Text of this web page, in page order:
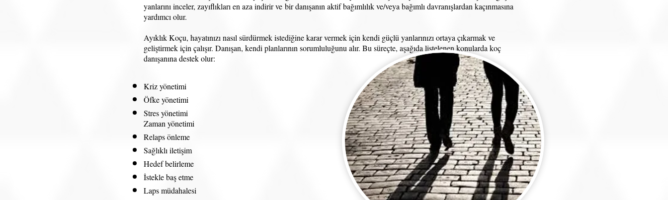
yanlarını inceler, zayıflıkları en aza indirir ve bir danışanın aktif bağımlılık ve/veya bağımlı davranışlardan kaçınmasına
yardımcı olur.
Ayıklık Koçu, hayatınızı nasıl sürdürmek istediğine karar vermek için kendi güçlü yanlarınızı ortaya çıkarmak ve
geliştirmek için çalışır. Danışan, kendi planlarının sorumluluğunu alır. Bu süreçte, aşağıda listelenen konularda koç
danışanına destek olur:
Kriz yönetimi
Öfke yönetimi
Stres yönetimi
Zaman yönetimi
Relaps önleme
Sağlıklı iletişim
Hedef belirleme
İstekle baş etme
Laps müdahalesi